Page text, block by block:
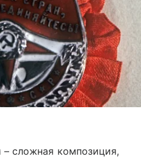
сложная композиция,